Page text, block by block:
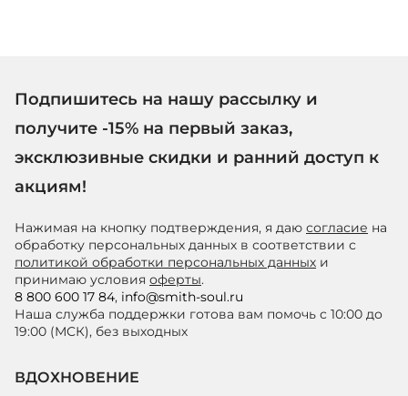
Подпишитесь на нашу рассылку и
получите -15% на первый заказ,
эксклюзивные скидки и ранний доступ к
акциям!
Нажимая на кнопку подтверждения, я даю согласие на
обработку персональных данных в соответствии с
политикой обработки персональных данных и
принимаю условия оферты.
8 800 600 17 84, info@smith-soul.ru
Наша служба поддержки готова вам помочь с 10:00 до
19:00 (МСК), без выходных
ВДОХНОВЕНИЕ